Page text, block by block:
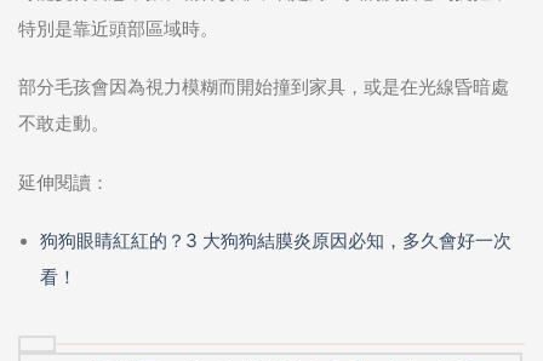
特別是靠近頭部區域時。
部分毛孩會因為視力模糊而開始撞到家具，或是在光線昏暗處
不敢走動。
延伸閱讀：
狗狗眼睛紅紅的？3 大狗狗結膜炎原因必知，多久會好一次
看！